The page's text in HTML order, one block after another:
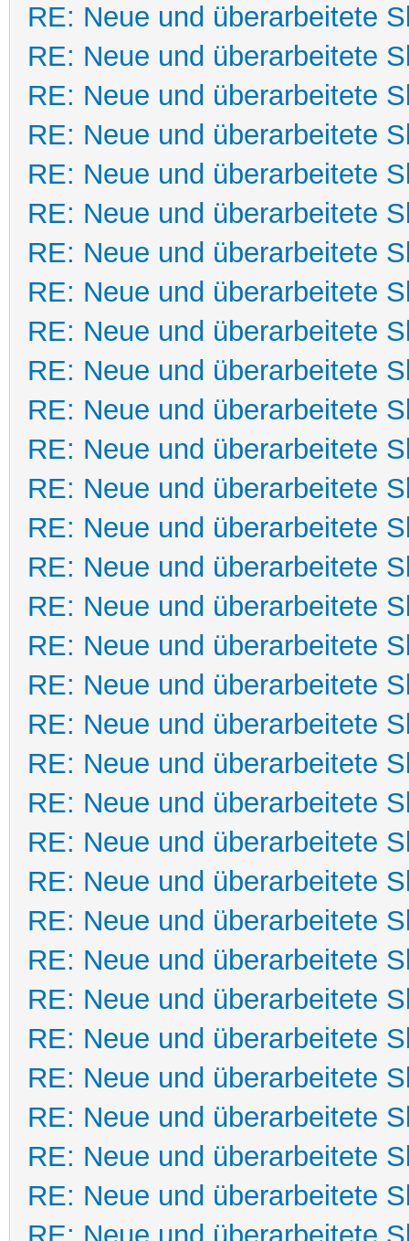
RE: Neue und überarbeitete
RE: Neue und überarbeitete
RE: Neue und überarbeitete
RE: Neue und überarbeitete
RE: Neue und überarbeitete
RE: Neue und überarbeitete
RE: Neue und überarbeitete
RE: Neue und überarbeitete
RE: Neue und überarbeitete
RE: Neue und überarbeitete
RE: Neue und überarbeitete
RE: Neue und überarbeitete
RE: Neue und überarbeitete
RE: Neue und überarbeitete
RE: Neue und überarbeitete
RE: Neue und überarbeitete
RE: Neue und überarbeitete
RE: Neue und überarbeitete
RE: Neue und überarbeitete
RE: Neue und überarbeitete
RE: Neue und überarbeitete
RE: Neue und überarbeitete
RE: Neue und überarbeitete
RE: Neue und überarbeitete
RE: Neue und überarbeitete
RE: Neue und überarbeitete
RE: Neue und überarbeitete
RE: Neue und überarbeitete
RE: Neue und überarbeitete
RE: Neue und überarbeitete
RE: Neue und überarbeitete